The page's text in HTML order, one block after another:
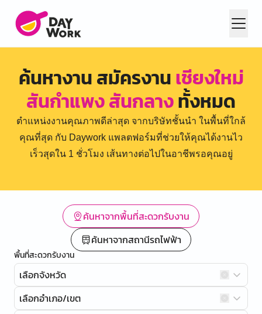
ค้นหางาน สมัครงานเชียงใหม่
สันกำแพง สันกลางทั้งหมด
ตำแหน่งงานคุณภาพดีล่าสุด จากบริษัทชั้นนำ ในพื้นที่ใกล้
คุณที่สุด กับ Daywork แพลตฟอร์มที่ช่วยให้คุณได้งานไว
เร็วสุดใน 1 ชั่วโมง เส้นทางต่อไปในอาชีพรอคุณอยู่
ค้นหาจากพื้นที่สะดวกรับงาน
ค้นหาจากสถานีรถไฟฟ้า
พื้นที่สะดวกรับงาน
เลือกจังหวัด
เลือกอำเภอ/เขต